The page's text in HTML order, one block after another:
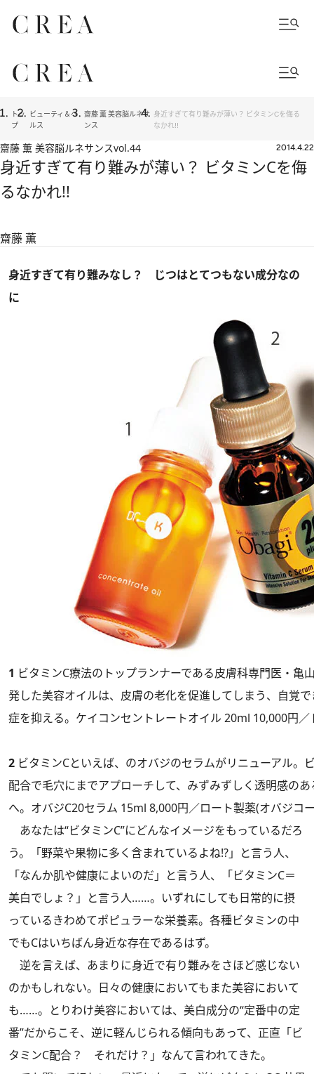
トッ
プ
ビューティ＆ヘ
ルス
齋藤 薫 美容脳ルネサ
ンス
身近すぎて有り難みが薄い？ ビタミンCを侮る
なかれ!!
齋藤 薫 美容脳ルネサンスvol.44 2014.4.22
身近すぎて有り難みが薄い？ ビタミンCを侮
るなかれ!!
齋藤 薫
身近すぎて有り難みなし？ じつはとてつもない成分なの
に
1 ビタミンC療法のトップランナーである皮膚科専門医・亀
発した美容オイルは、皮膚の老化を促進してしまう、自覚
症を抑える。ケイコンセントレートオイル 20ml 10,000円／
2 ビタミンCといえば、のオバジのセラムがリニューアル。
配合で毛穴にまでアプローチして、みずみずしく透明感の
へ。オバジC20セラム 15ml 8,000円／ロート製薬(オバジコ
あなたは“ビタミンC”にどんなイメージをもっているだろ
う。「野菜や果物に多く含まれているよね!?」と言う人、
「なんか肌や健康によいのだ」と言う人、「ビタミンC＝
美白でしょ？」と言う人……。いずれにしても日常的に摂
っているきわめてポピュラーな栄養素。各種ビタミンの中
でもCはいちばん身近な存在であるはず。
逆を言えば、あまりに身近で有り難みをさほど感じない
のかもしれない。日々の健康においてもまた美容において
も……。とりわけ美容においては、美白成分の“定番中の定
番”だからこそ、逆に軽んじられる傾向もあって、正直「ビ
タミンC配合？ それだけ？」なんて言われてきた。